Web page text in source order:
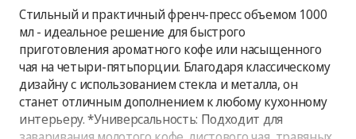
Стильный и практичный френч-пресс объемом 1000
мл - идеальное решение для быстрого
приготовления ароматного кофе или насыщенного
чая на четыри-пятьпорции. Благодаря классическому
дизайну с использованием стекла и металла, он
станет отличным дополнением к любому кухонному
интерьеру. *Универсальность: Подходит для